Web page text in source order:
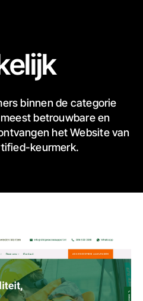
binnen de categorie
betrouwbare en
het Website van
keurmerk.